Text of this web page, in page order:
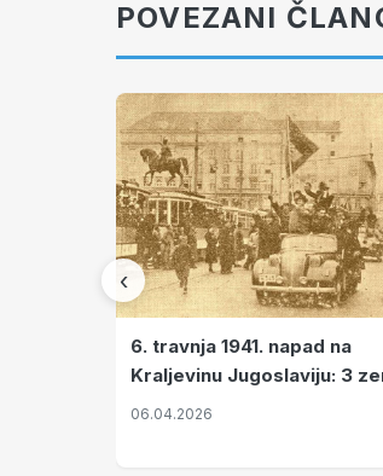
POVEZANI
‹
6. travnja 1941. napad na
Kraljevinu Jugoslaviju: 3
nastale njenim raspadom
06.04.2026